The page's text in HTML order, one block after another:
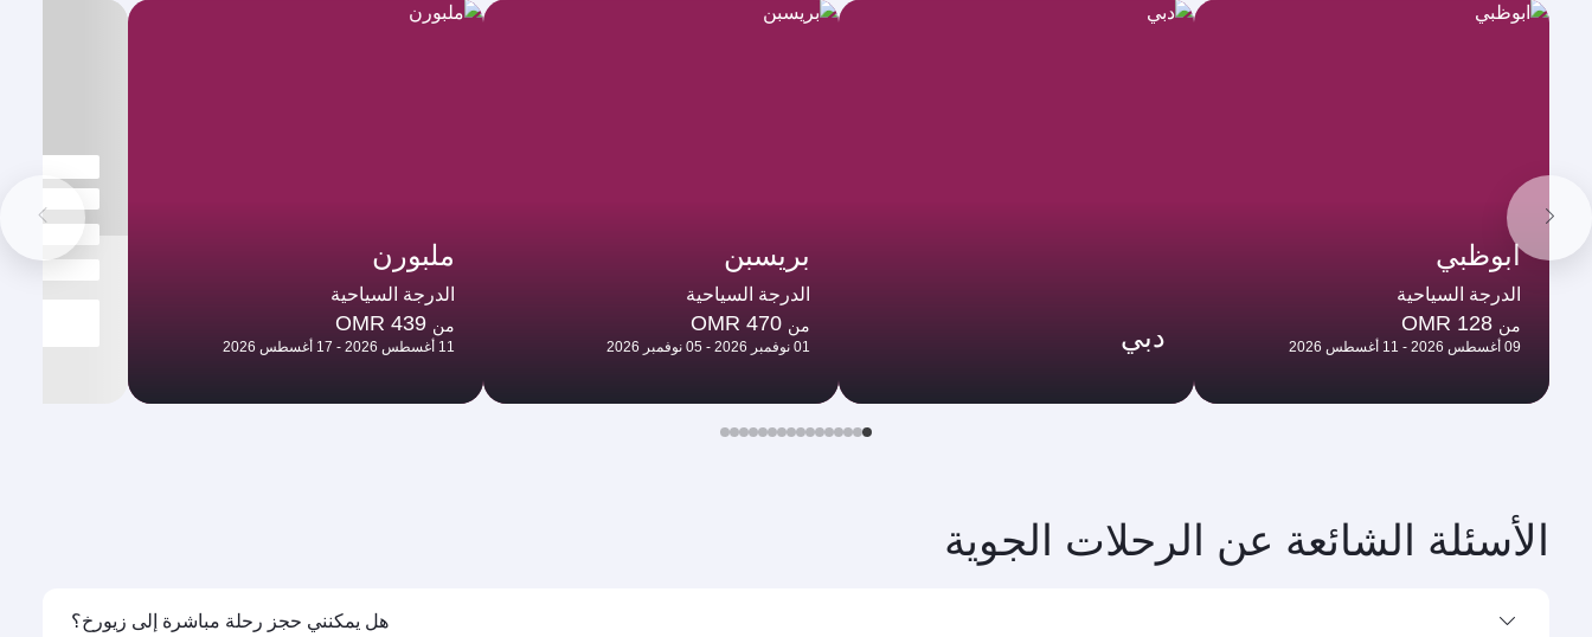
ابوظبي
الدرجة السياحية
من OMR 128
09 أغسطس 2026 - 11 أغسطس 2026 دبي
بريسبن
الدرجة السياحية
من OMR 470
01 نوفمبر 2026 - 05 نوفمبر 2026
ملبورن
الدرجة السياحية
من OMR 439
11 أغسطس 2026 - 17 أغسطس 2026
الأسئلة الشائعة عن الرحلات الجوية
هل يمكنني حجز رحلة مباشرة إلى زيورخ؟